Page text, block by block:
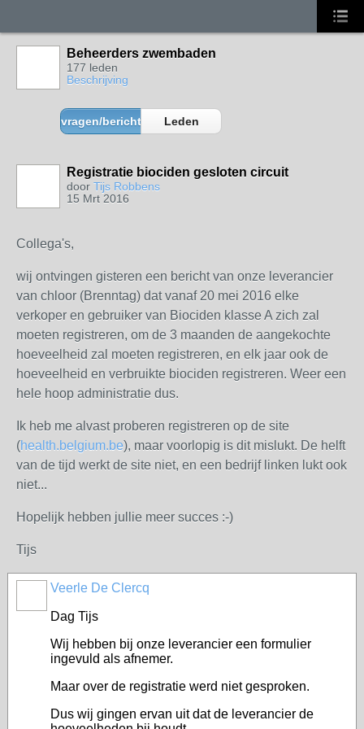
Beheerders zwembaden
177 leden
Beschrijving
vragen/berichten Leden
Registratie biociden gesloten circuit
door Tijs Robbens
15 Mrt 2016
Collega's,
wij ontvingen gisteren een bericht van onze leverancier
van chloor (Brenntag) dat vanaf 20 mei 2016 elke
verkoper en gebruiker van Biociden klasse A zich zal
moeten registreren, om de 3 maanden de aangekochte
hoeveelheid zal moeten registreren, en elk jaar ook de
hoeveelheid en verbruikte biociden registreren. Weer een
hele hoop administratie dus.
Ik heb me alvast proberen registreren op de site
(health.belgium.be), maar voorlopig is dit mislukt. De helft
van de tijd werkt de site niet, en een bedrijf linken lukt ook
niet...
Hopelijk hebben jullie meer succes :-)
Tijs
Veerle De Clercq
Dag Tijs
Wij hebben bij onze leverancier een formulier
ingevuld als afnemer.
Maar over de registratie werd niet gesproken.
Dus wij gingen ervan uit dat de leverancier de